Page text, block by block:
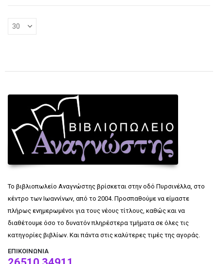
Το βιβλιοπωλείο Αναγνώστης βρίσκεται στην οδό Πυρσινέλλα, στο
κέντρο των Ιωαννίνων, από το 2004. Προσπαθούμε να είμαστε
πλήρως ενημερωμένοι για τους νέους τίτλους, καθώς και να
διαθέτουμε όσο το δυνατόν πληρέστερα τμήματα σε όλες τις
κατηγορίες βιβλίων. Και πάντα στις καλύτερες τιμές της αγοράς.
ΕΠΙΚΟΙΝΩΝΊΑ